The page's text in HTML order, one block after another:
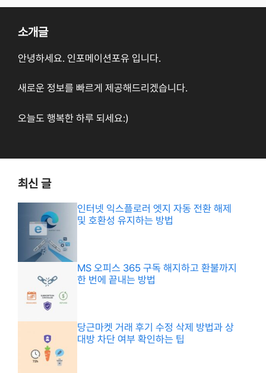
소개글
안녕하세요. 인포메이션포유 입니다.
새로운 정보를 빠르게 제공해드리겠습니다.
오늘도 행복한 하루 되세요:)
최신 글
인터넷 익스플로러 엣지 자동 전환 해제
및 호환성 유지하는 방법
MS 오피스 365 구독 해지하고 환불까지
한 번에 끝내는 방법
당근마켓 거래 후기 수정 삭제 방법과 상
대방 차단 여부 확인하는 팁